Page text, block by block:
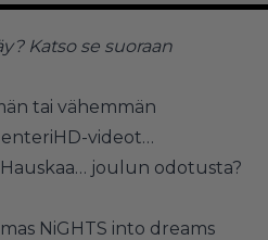
Katso se suoraan
tai vähemmän
videot…
joulun odotusta?
NiGHTS into dreams